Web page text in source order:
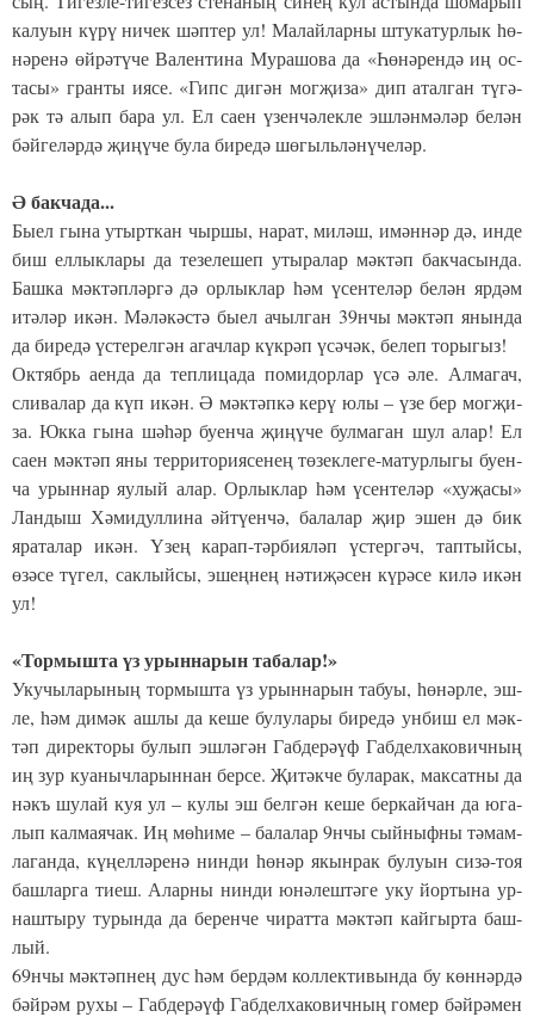
ка­лу­ын кү­рү ни­чек шәп­тер ул! Ма­лай­лар­ны шту­ка­тур­лык һө­
нә­ре­нә өй­рә­тү­че Ва­лен­ти­на Му­ра­шо­ва да «Һө­нә­рен­дә иң ос­
та­сы» гран­ты ия­се. «Гипс ди­гән мог­җи­за» дип атал­ган тү­гә­
рәк тә алып ба­ра ул. Ел са­ен үзен­чә­лек­ле эш­лән­мә­ләр бе­лән
бәй­ге­ләр­дә җи­ңү­че бу­ла би­ре­дә шө­гыль­лә­нү­че­ләр.
Ә бак­ча­да...
Бы­ел гы­на утырт­кан чыр­шы, на­рат, ми­ләш, имән­нәр дә, ин­де
биш ел­лык­ла­ры да те­зе­ле­шеп уты­ра­лар мәк­тәп бак­ча­сын­да.
Баш­ка мәк­тәп­ләр­гә дә ор­лык­лар һәм үсен­те­ләр бе­лән яр­дәм
итә­ләр икән. Мә­лә­кәс­тә бы­ел ачыл­ган 39нчы мәк­тәп янын­да
да би­ре­дә үс­те­рел­гән агач­лар күк­рәп үсә­чәк, бе­леп то­ры­гыз!
Ок­тябрь аен­да да теп­ли­ца­да по­ми­дор­лар үсә әле. Ал­ма­гач,
сли­ва­лар да күп икән. Ә мәк­тәп­кә ке­рү юлы – үзе бер мог­җи­
за. Юк­ка гы­на шә­һәр бу­ен­ча җи­ңү­че бул­ма­ган шул алар! Ел
са­ен мәк­тәп яны тер­ри­то­ри­я­се­нең тө­зек­ле­ге-ма­тур­лы­гы бу­ен­
ча урын­нар яу­лый алар. Ор­лык­лар һәм үсен­те­ләр «ху­җа­сы»
Лан­дыш Хә­ми­дул­ли­на әй­тү­ен­чә, ба­ла­лар җир эшен дә бик
яра­та­лар икән. Үзең ка­рап-тәр­би­я­ләп үс­тер­гәч, тап­тый­сы,
өзә­се тү­гел, сак­лый­сы, эшең­нең нә­ти­җә­сен кү­рә­се ки­лә икән
ул!
«Тор­мыш­та үз урын­на­рын та­ба­лар!»
Уку­чы­ла­ры­ның тор­мыш­та үз урын­на­рын та­буы, һө­нәр­ле, эш­
ле, һәм ди­мәк аш­лы да ке­ше бу­лу­ла­ры би­ре­дә ун­биш ел мәк­
тәп ди­рек­то­ры бу­лып эш­лә­гән Габ­де­рәүф Габ­дел­ха­ко­вич­ның
иң зур ку­а­ныч­ла­рын­нан бер­се. Җи­тәк­че бу­ла­рак, мак­сат­ны да
нәкъ шу­лай куя ул – ку­лы эш бел­гән ке­ше бер­кай­чан да юга­
лып кал­ма­я­чак. Иң мө­һи­ме – ба­ла­лар 9нчы сый­ныф­ны тә­мам­
ла­ган­да, кү­ңел­лә­ре­нә нин­ди һө­нәр якын­рак бу­лу­ын си­зә-тоя
баш­лар­га ти­еш. Алар­ны нин­ди юнә­леш­тә­ге уку йор­ты­на ур­
наш­ты­ру ту­рын­да да бе­рен­че чи­рат­та мәк­тәп кай­гыр­та баш­
лый.
69нчы мәк­тәп­нең дус һәм бер­дәм кол­лек­ти­вын­да бу көн­нәр­дә
бәй­рәм ру­хы – Габ­де­рәүф Габ­дел­ха­ко­вич­ның го­мер бәй­рә­мен